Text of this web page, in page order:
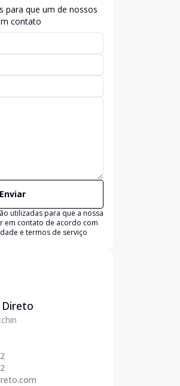
para que um de nossos
contato
Enviar
utilizadas para que a nossa
em contato de acordo com
e termos de serviço